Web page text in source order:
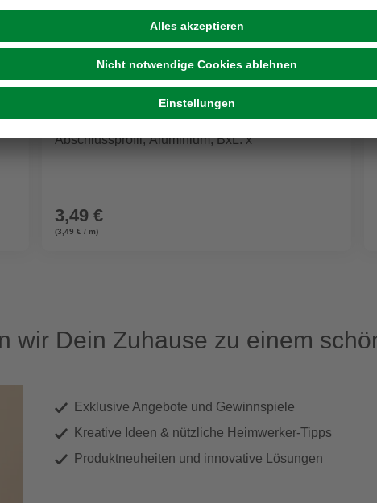
ALFER® ALUMINIUM
Abschlussprofil, Aluminium, BxL: x
3,49 €
(3,49 € / m)
wir Dein Zuhause zu einem
Exklusive Angebote und Gewinnspiele
Kreative Ideen & nützliche Heimwerker-Tipps
Produktneuheiten und innovative Lösungen